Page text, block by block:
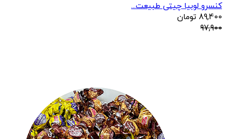
کنسرو لوبیا چیتی طبیعت...
89,400 تومان
97,900